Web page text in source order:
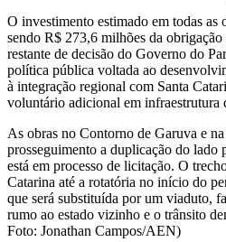
O investimento estimado em todas as
sendo R$ 273,6 milhões da
restante de decisão do Governo do
política pública voltada ao
à integração regional com Santa
voluntário adicional em infraestrutura
As obras no Contorno de Garuva e
prosseguimento a duplicação do lado
está em processo de licitação. O
Catarina até a rotatória no início do
que será substituída por um viaduto,
rumo ao estado vizinho e o trânsito
Foto: Jonathan Campos/AEN)